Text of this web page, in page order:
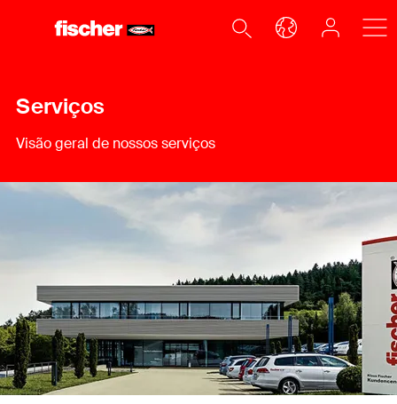
Serviços
Visão geral de nossos serviços